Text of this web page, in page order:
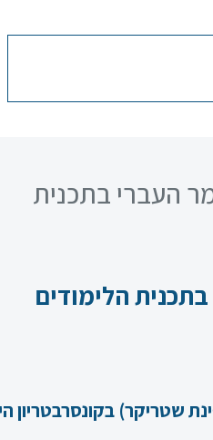
העברי בתכנית
הלימודים
מרשל 25 (פינת שטריקר)